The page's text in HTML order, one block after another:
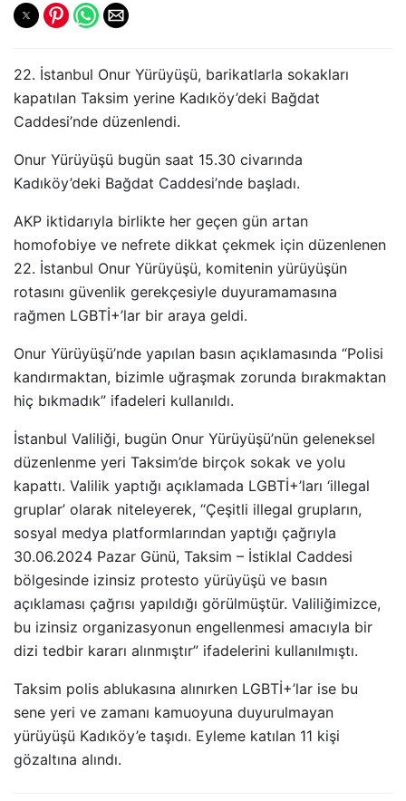
22. İstanbul Onur Yürüyüşü, barikatlarla sokakları
kapatılan Taksim yerine Kadıköy’deki Bağdat
Caddesi’nde düzenlendi.
Onur Yürüyüşü bugün saat 15.30 civarında
Kadıköy’deki Bağdat Caddesi’nde başladı.
AKP iktidarıyla birlikte her geçen gün artan
homofobiye ve nefrete dikkat çekmek için düzenlenen
22. İstanbul Onur Yürüyüşü, komitenin yürüyüşün
rotasını güvenlik gerekçesiyle duyuramamasına
rağmen LGBTİ+’lar bir araya geldi.
Onur Yürüyüşü’nde yapılan basın açıklamasında “Polisi
kandırmaktan, bizimle uğraşmak zorunda bırakmaktan
hiç bıkmadık” ifadeleri kullanıldı.
İstanbul Valiliği, bugün Onur Yürüyüşü’nün geleneksel
düzenlenme yeri Taksim’de birçok sokak ve yolu
kapattı. Valilik yaptığı açıklamada LGBTİ+’ları ‘illegal
gruplar’ olarak niteleyerek, “Çeşitli illegal grupların,
sosyal medya platformlarından yaptığı çağrıyla
30.06.2024 Pazar Günü, Taksim – İstiklal Caddesi
bölgesinde izinsiz protesto yürüyüşü ve basın
açıklaması çağrısı yapıldığı görülmüştür. Valiliğimizce,
bu izinsiz organizasyonun engellenmesi amacıyla bir
dizi tedbir kararı alınmıştır” ifadelerini kullanılmıştı.
Taksim polis ablukasına alınırken LGBTİ+’lar ise bu
sene yeri ve zamanı kamuoyuna duyurulmayan
yürüyüşü Kadıköy’e taşıdı. Eyleme katılan 11 kişi
gözaltına alındı.